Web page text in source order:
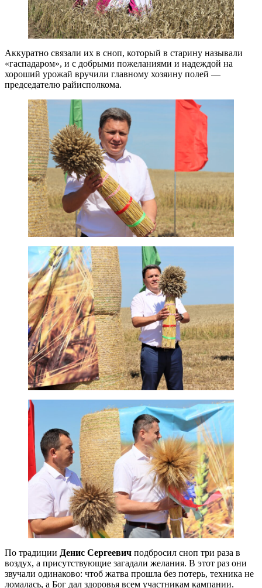
Аккуратно связали их в сноп, который в старину называли
«гаспадаром», и с добрыми пожеланиями и надеждой на
хороший урожай вручили главному хозяину полей —
председателю райисполкома.
По традиции Денис Сергеевич подбросил сноп три раза в
воздух, а присутствующие загадали желания. В этот раз они
звучали одинаково: чтоб жатва прошла без потерь, техника не
ломалась, а Бог дал здоровья всем участникам кампании.